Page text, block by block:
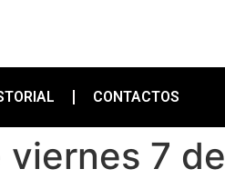
CONTACTOS
7 de